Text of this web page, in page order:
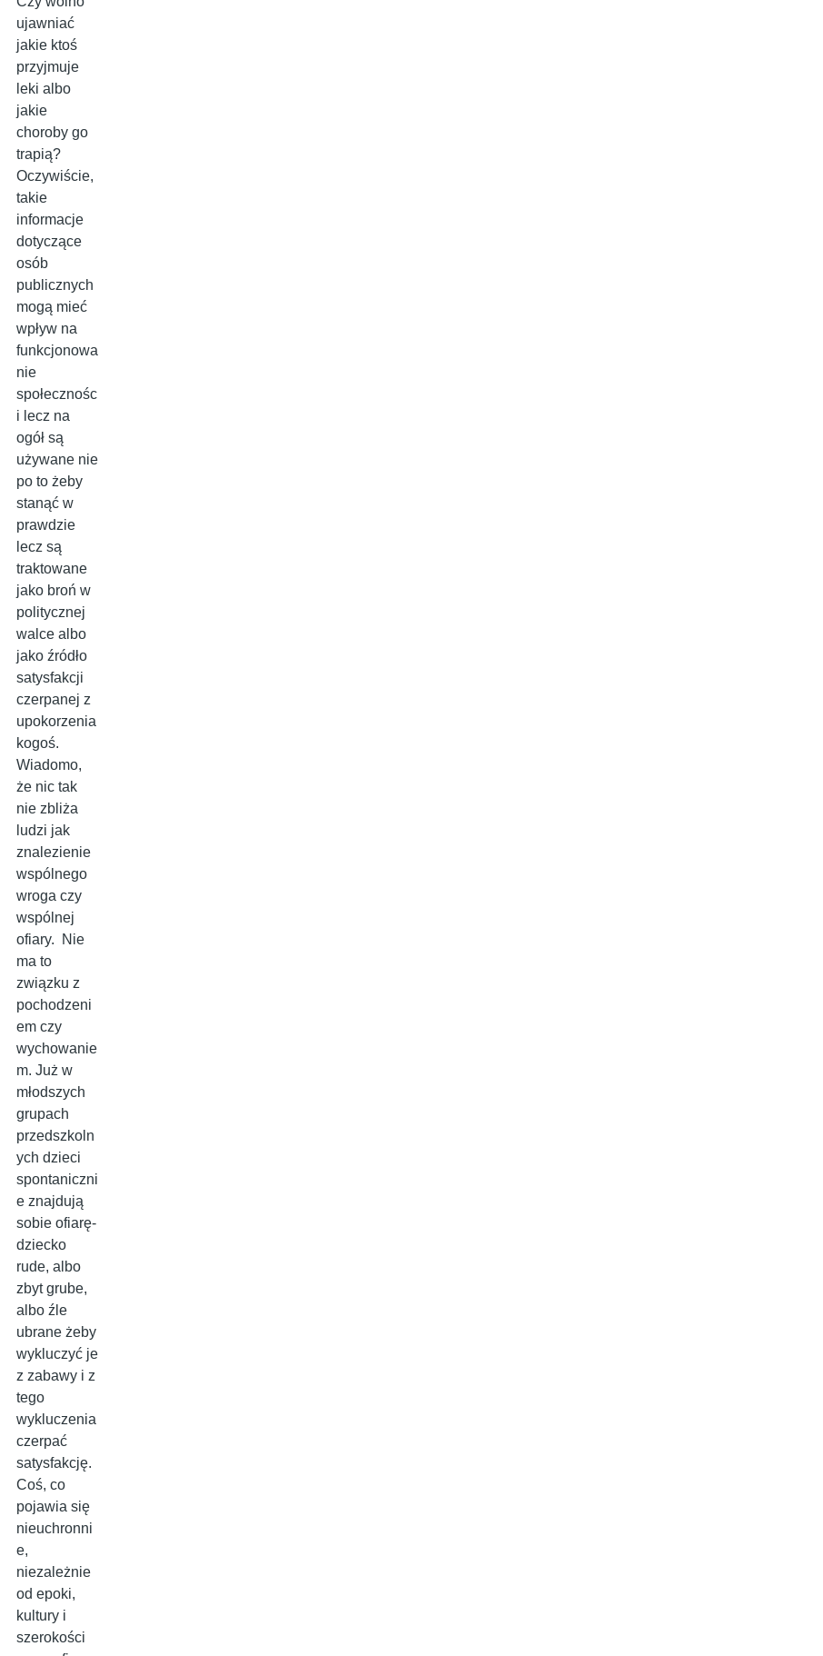
ujawniać
jakie ktoś
przyjmuje
leki albo
jakie
choroby go
trapią?
Oczywiście,
takie
informacje
dotyczące
osób
publicznych
mogą mieć
wpływ na
funkcjonowa
nie
społecznośc
i lecz na
ogół są
używane nie
po to żeby
stanąć w
prawdzie
lecz są
traktowane
jako broń w
politycznej
walce albo
jako źródło
satysfakcji
czerpanej z
upokorzenia
kogoś.
Wiadomo,
że nic tak
nie zbliża
ludzi jak
znalezienie
wspólnego
wroga czy
wspólnej
ofiary. Nie
ma to
związku z
pochodzeni
em czy
wychowanie
m. Już w
młodszych
grupach
przedszkoln
ych dzieci
spontaniczni
e znajdują
sobie ofiarę-
dziecko
rude, albo
zbyt grube,
albo źle
ubrane żeby
wykluczyć je
z zabawy i z
tego
wykluczenia
czerpać
satysfakcję.
Coś, co
pojawia się
nieuchronni
e,
niezależnie
od epoki,
kultury i
szerokości